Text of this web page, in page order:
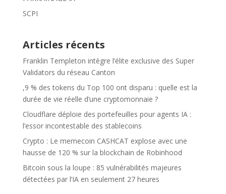
SCPI
Articles récents
Franklin Templeton intègre l’élite exclusive des Super
Validators du réseau Canton
,9 % des tokens du Top 100 ont disparu : quelle est la
durée de vie réelle d’une cryptomonnaie ?
Cloudflare déploie des portefeuilles pour agents IA :
l’essor incontestable des stablecoins
Crypto : Le memecoin CASHCAT explose avec une
hausse de 120 % sur la blockchain de Robinhood
Bitcoin sous la loupe : 85 vulnérabilités majeures
détectées par l’IA en seulement 27 heures